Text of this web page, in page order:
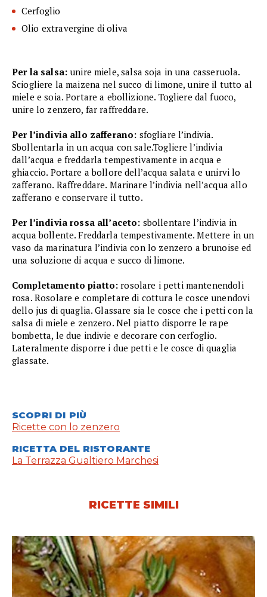
Cerfoglio
Olio extravergine di oliva
Per la salsa:unire miele, salsa soja in una casseruola.
Sciogliere la maizena nel succo di limone, unire il tutto al
miele e soia. Portare a ebollizione. Togliere dal fuoco,
unire lo zenzero, far raffreddare.
Per l’indivia allo zafferano: sfogliare l’indivia.
Sbollentarla in un acqua con sale.Togliere l’indivia
dall’acqua e freddarla tempestivamente in acqua e
ghiaccio. Portare a bollore dell’acqua salata e unirvi lo
zafferano. Raffreddare. Marinare l’indivia nell’acqua allo
zafferano e conservare il tutto.
Per l’indivia rossa all’aceto: sbollentare l’indivia in
acqua bollente. Freddarla tempestivamente. Mettere in un
vaso da marinatura l’indivia con lo zenzero a brunoise ed
una soluzione di acqua e succo di limone.
Completamento piatto:rosolare i petti mantenendoli
rosa. Rosolare e completare di cottura le cosce unendovi
dello jus di quaglia. Glassare sia le cosce che i petti con la
salsa di miele e zenzero. Nel piatto disporre le rape
bombetta, le due indivie e decorare con cerfoglio.
Lateralmente disporre i due petti e le cosce di quaglia
glassate.
SCOPRI DI PIÙ
Ricette con lo zenzero
RICETTA DEL RISTORANTE
La Terrazza Gualtiero Marchesi
RICETTE SIMILI